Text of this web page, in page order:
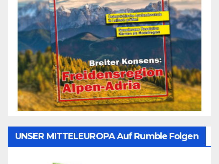
UNSER MITTELEUROPA Auf Rumble Folgen